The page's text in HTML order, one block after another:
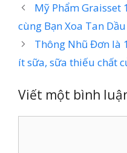
Mỹ Phẩm Graisset
cùng Bạn Xoa Tan
Thông Nhũ Đơn là
ít sữa, sữa thiếu chất
Viết một bình